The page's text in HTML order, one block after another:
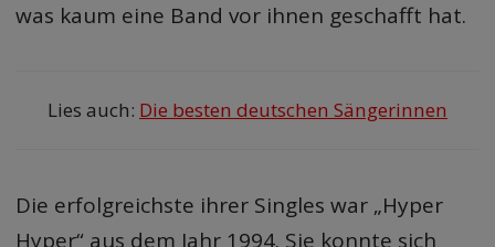
was kaum eine Band vor ihnen geschafft hat.
Lies auch: Die besten deutschen Sängerinnen
Die erfolgreichste ihrer Singles war „Hyper
Hyper“ aus dem Jahr 1994. Sie konnte sich